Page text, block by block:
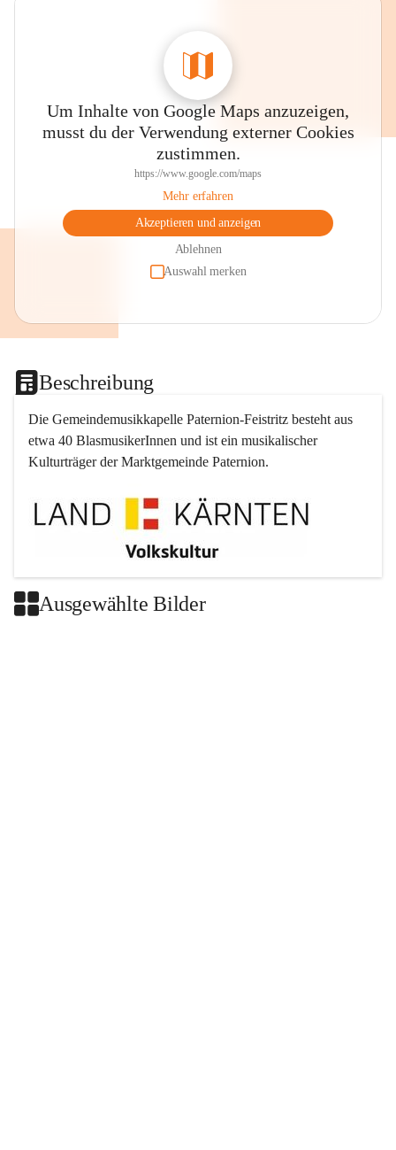
Um Inhalte von Google Maps anzuzeigen,
musst du der Verwendung externer Cookies
zustimmen.
https://www.google.com/maps
Mehr erfahren
Akzeptieren und anzeigen
Ablehnen
Auswahl merken
Beschreibung
Die Gemeindemusikkapelle Paternion-Feistritz besteht aus
etwa 40 BlasmusikerInnen und ist ein musikalischer
Kulturträger der Marktgemeinde Paternion.
Ausgewählte Bilder